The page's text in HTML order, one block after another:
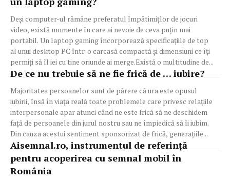
Deși computer-ul rămâne preferatul împătimițlor de jocuri
video, există momente în care ai nevoie de ceva puțin mai
portabil. Un laptop gaming încorporează specificațiile de top
al unui desktop PC într-o carcasă compactă și dimensiuni ce îți
permiți să îl iei cu tine oriunde ai merge.Există o multitudine de...
De ce nu trebuie să ne fie frică de … iubire?
Majoritatea persoanelor sunt de părere că ura este opusul
iubirii, însă în viața reală toate problemele care privesc relațiile
interpersonale apar atunci când ne este frică să ne deschidem
față de persoanele din jurul nostru sau ne împiedică să îi iubim.
Din cauza acestui sentiment sponsorizat de frică, generațiile...
Aisemnal.ro, instrumentul de referință
pentru acoperirea cu semnal mobil în
România